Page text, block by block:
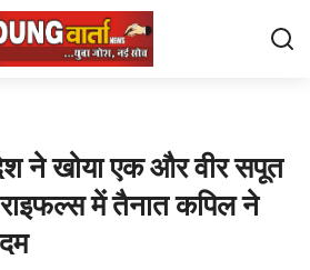
ने खोया एक और वीर सपूत
राइफल्स में तैनात कपिल ने